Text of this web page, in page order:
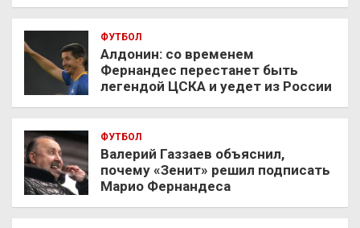
ФУТБОЛ
Алдонин: со временем
Фернандес перестанет быть
легендой ЦСКА и уедет из России
ФУТБОЛ
Валерий Газзаев объяснил,
почему «Зенит» решил подписать
Марио Фернандеса